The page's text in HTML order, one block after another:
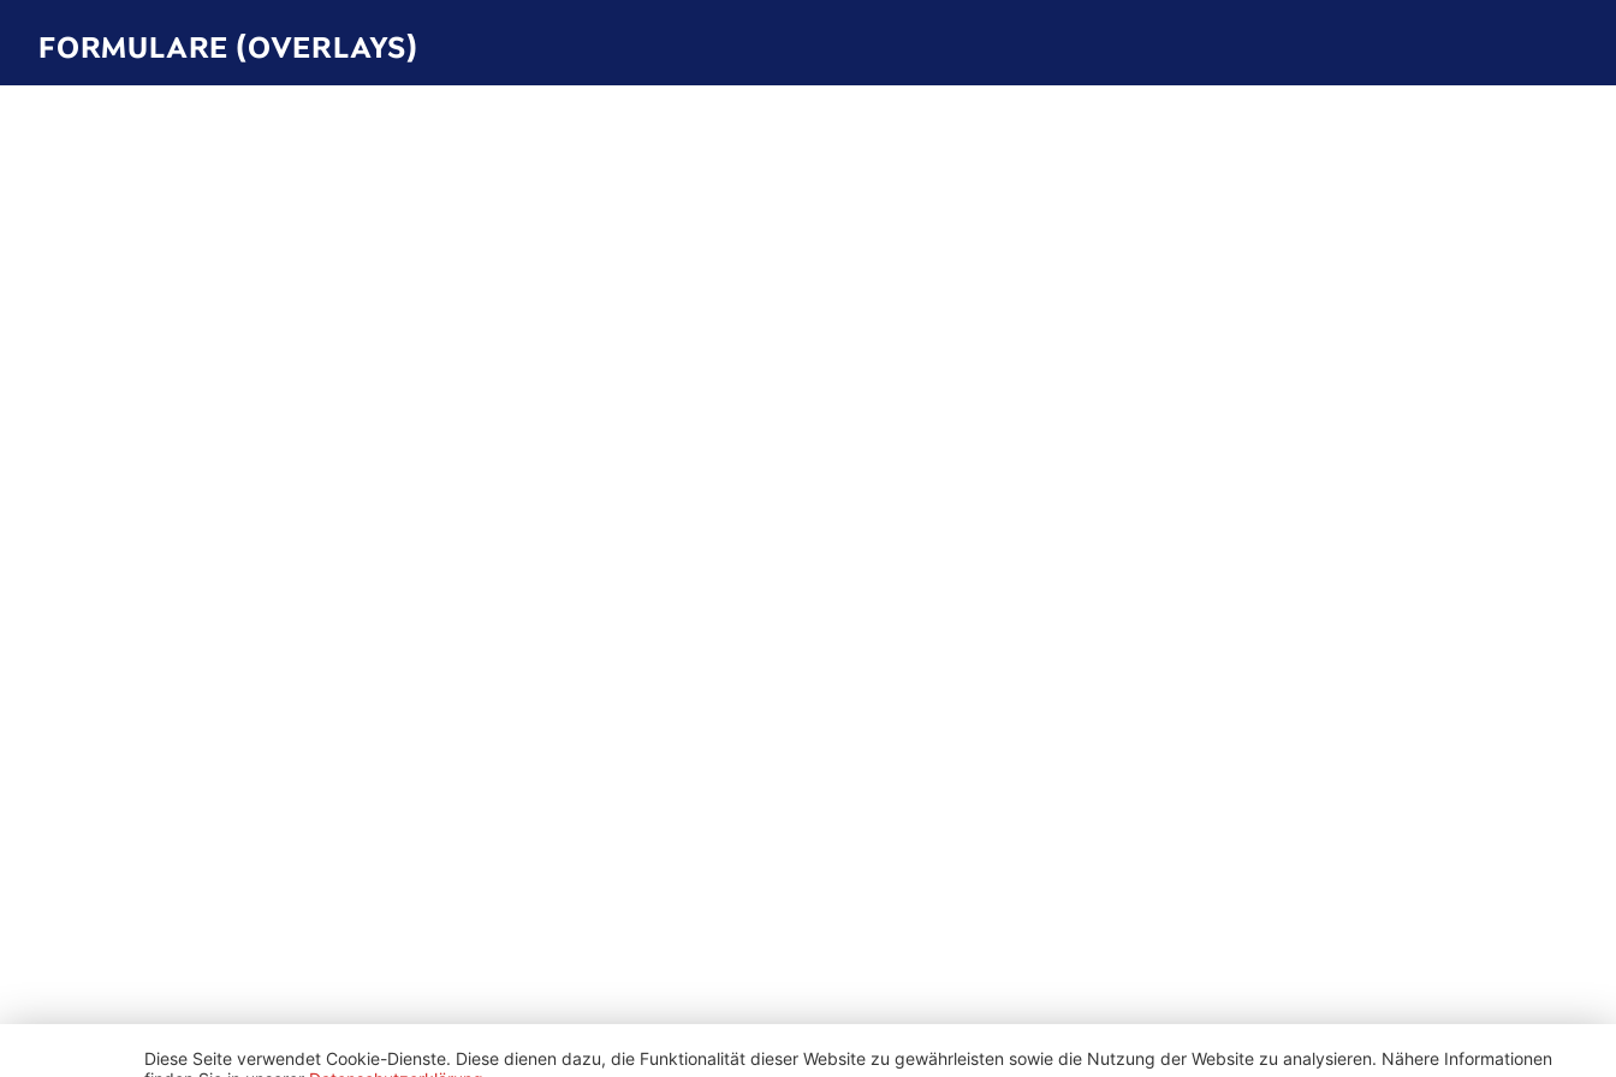
FORMULARE (OVERLAYS)
Diese Seite verwendet Cookie-Dienste. Diese dienen dazu, die Funktionalität dieser Website zu gewährleisten sowie die Nutzung der Website zu analysieren. Nähere Informationen